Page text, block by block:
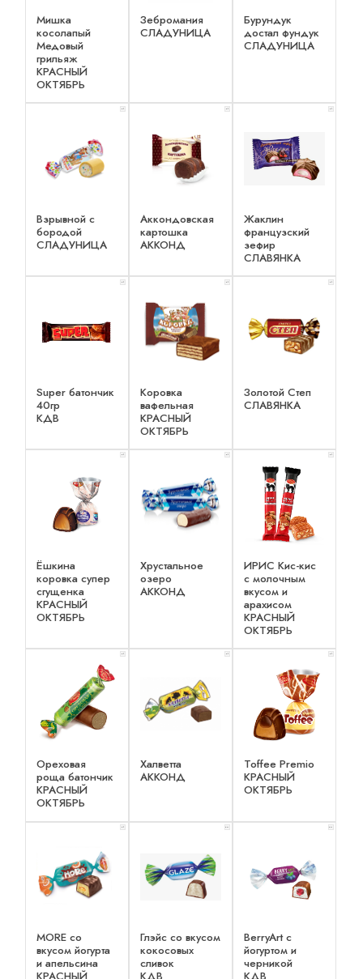
Мишка
косолапый
Медовый
грильяж
КРАСНЫЙ
ОКТЯБРЬ
Зебромания
СЛАДУНИЦА
Бурундук
достал фундук
СЛАДУНИЦА
x 1
Взрывной с
бородой
СЛАДУНИЦА
x 1
Аккондовская
картошка
АККОНД
x 1
Жаклин
французский
зефир
СЛАВЯНКА
x 1
Super батончик
40гр
КДВ
x 1
Коровка
вафельная
КРАСНЫЙ
ОКТЯБРЬ
x 1
Золотой Степ
СЛАВЯНКА
x 1
Ёшкина
коровка супер
сгущенка
КРАСНЫЙ
ОКТЯБРЬ
x 1
Хрустальное
озеро
АККОНД
x 1
ИРИС Кис-кис
с молочным
вкусом и
арахисом
КРАСНЫЙ
ОКТЯБРЬ
x 1
Ореховая
роща батончик
КРАСНЫЙ
ОКТЯБРЬ
x 1
Халветта
АККОНД
x 1
Toffee Premio
КРАСНЫЙ
ОКТЯБРЬ
x 1
MORE со
вкусом йогурта
и апельсина
x 2
Глэйс со вкусом
кокосовых
сливок
x 2
BerryArt c
йогуртом и
черникой